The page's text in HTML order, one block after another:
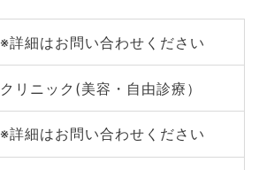
※詳細はお問い合わせください
クリニック(美容・自由診療）
※詳細はお問い合わせください